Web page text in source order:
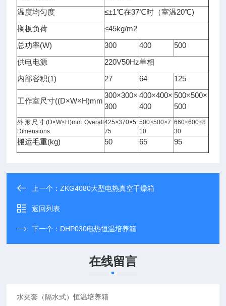
温度均匀度
≤±1℃在37℃时（室温20℃)
搁板负荷
≤45kg/m2
总功率(W)
300 400
500
供电电源
220V50Hz单相
内部容积(1)
27 64 125
工作室尺寸((D×W×H)mm
300×300×
300
400×400×
400
500×500×
500
外形尺寸(D×W×H)mm Overall
Dimensions
425×370×5
75
500×500×7
10
660×600×8
30
搬运毛重(kg) 50 65 95
上一个：ZKG4080大型电热真空干燥箱
返回列表
下一个： DHP030电热恒温培养箱
在线留言